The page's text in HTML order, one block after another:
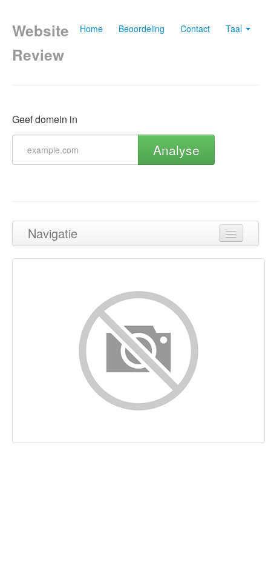
Home Beoordeling Contact Taal
Website
Review
Geef domein in
Analyse
Navigatie
Terug naar boven
Keywords
Bruikbaarheid
Document